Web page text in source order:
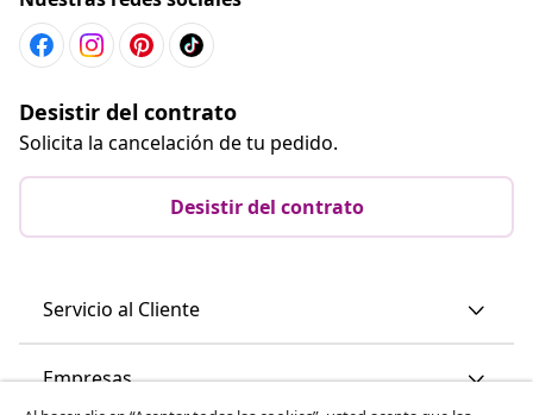
Desistir del contrato
Solicita la cancelación de tu pedido.
Desistir del contrato
Servicio al Cliente
Empresas